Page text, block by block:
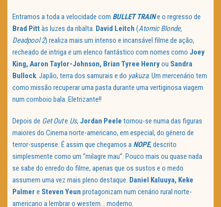
Entramos a toda a velocidade com BULLET TRAINe o regresso de
Brad Pittàs luzes da ribalta. David Leitch (Atomic Blonde,
Deadpool 2) realiza mais um intenso e incansável filme de ação,
recheado de intriga e um elenco fantástico com nomes como Joey
King, Aaron Taylor-Johnson, Brian Tyree Henryou Sandra
Bullock . Japão, terra dos samurais e do yakuza. Um mercenário tem
como missão recuperar uma pasta durante uma vertiginosa viagem
num comboio bala. Eletrizante!!
Depois de Get Oute Us, Jordan Peele tornou-se numa das figuras
maiores do Cinema norte-americano, em especial, do género de
terror-suspense. É assim que chegamos a NOPE, descrito
simplesmente como um “milagre mau”. Pouco mais ou quase nada
se sabe do enredo do filme, apenas que os sustos e o medo
assumem uma vez mais pleno destaque. Daniel Kaluuya, Keke
Palmer e Steven Yeun protagonizam num cenário rural norte-
americano a lembrar o western… moderno.